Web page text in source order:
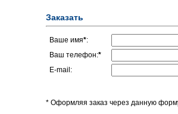
Заказать
Ваше имя*:
Ваш телефон:*
E-mail:
* Оформляя заказ через данную